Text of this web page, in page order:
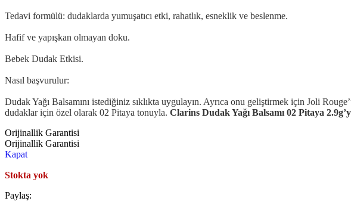
Tedavi formülü: dudaklarda yumuşatıcı etki, rahatlık, esneklik ve beslenme.
Hafif ve yapışkan olmayan doku.
Bebek Dudak Etkisi.
Nasıl başvurulur:
Dudak Yağı Balsamını istediğiniz sıklıkta uygulayın. Ayrıca onu geliştirmek için Joli
dudaklar için özel olarak 02 Pitaya tonuyla. Clarins Dudak Yağı Balsamı 02 Pitaya
Orijinallik Garantisi
Orijinallik Garantisi
Kapat
Stokta yok
Paylaş: